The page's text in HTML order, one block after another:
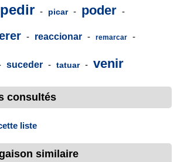
pedir - picar - poder -
- reaccionar - remarcar -
suceder - tatuar - venir
consultés
liste
similaire